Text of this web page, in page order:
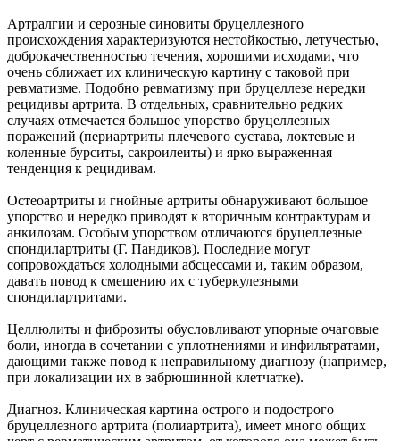
Артралгии и серозные синовиты бруцеллезного
происхождения характеризуются нестойкостью, летучестью,
доброкачественностью течения, хорошими исходами, что
очень сближает их клиническую картину с таковой при
ревматизме. Подобно ревматизму при бруцеллезе нередки
рецидивы артрита. В отдельных, сравнительно редких
случаях отмечается большое упорство бруцеллезных
поражений (периартриты плечевого сустава, локтевые и
коленные бурситы, сакроилеиты) и ярко выраженная
тенденция к рецидивам.
Остеоартриты и гнойные артриты обнаруживают большое
упорство и нередко приводят к вторичным контрактурам и
анкилозам. Особым упорством отличаются бруцеллезные
спондилартриты (Г. Пандиков). Последние могут
сопровождаться холодными абсцессами и, таким образом,
давать повод к смешению их с туберкулезными
спондилартритами.
Целлюлиты и фиброзиты обусловливают упорные очаговые
боли, иногда в сочетании с уплотнениями и инфильтратами,
дающими также повод к неправильному диагнозу (например,
при локализации их в забрюшинной клетчатке).
Диагноз. Клиническая картина острого и подострого
бруцеллезного артрита (полиартрита), имеет много общих